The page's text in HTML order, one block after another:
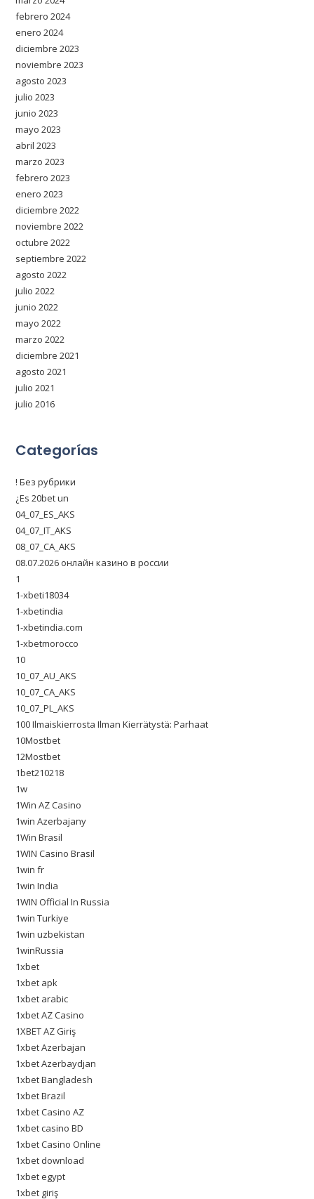
febrero 2024
enero 2024
diciembre 2023
noviembre 2023
agosto 2023
julio 2023
junio 2023
mayo 2023
abril 2023
marzo 2023
febrero 2023
enero 2023
diciembre 2022
noviembre 2022
octubre 2022
septiembre 2022
agosto 2022
julio 2022
junio 2022
mayo 2022
marzo 2022
diciembre 2021
agosto 2021
julio 2021
julio 2016
Categorías
! Без рубрики
¿Es 20bet un
04_07_ES_AKS
04_07_IT_AKS
08_07_CA_AKS
08.07.2026 онлайн казино в россии
1
1-xbeti18034
1-xbetindia
1-xbetindia.com
1-xbetmorocco
10
10_07_AU_AKS
10_07_CA_AKS
10_07_PL_AKS
100 Ilmaiskierrosta Ilman Kierrätystä: Parhaat
10Mostbet
12Mostbet
1bet210218
1w
1Win AZ Casino
1win Azerbajany
1Win Brasil
1WIN Casino Brasil
1win fr
1win India
1WIN Official In Russia
1win Turkiye
1win uzbekistan
1winRussia
1xbet
1xbet apk
1xbet arabic
1xbet AZ Casino
1XBET AZ Giriş
1xbet Azerbajan
1xbet Azerbaydjan
1xbet Bangladesh
1xbet Brazil
1xbet Casino AZ
1xbet casino BD
1xbet Casino Online
1xbet download
1xbet egypt
1xbet giriş